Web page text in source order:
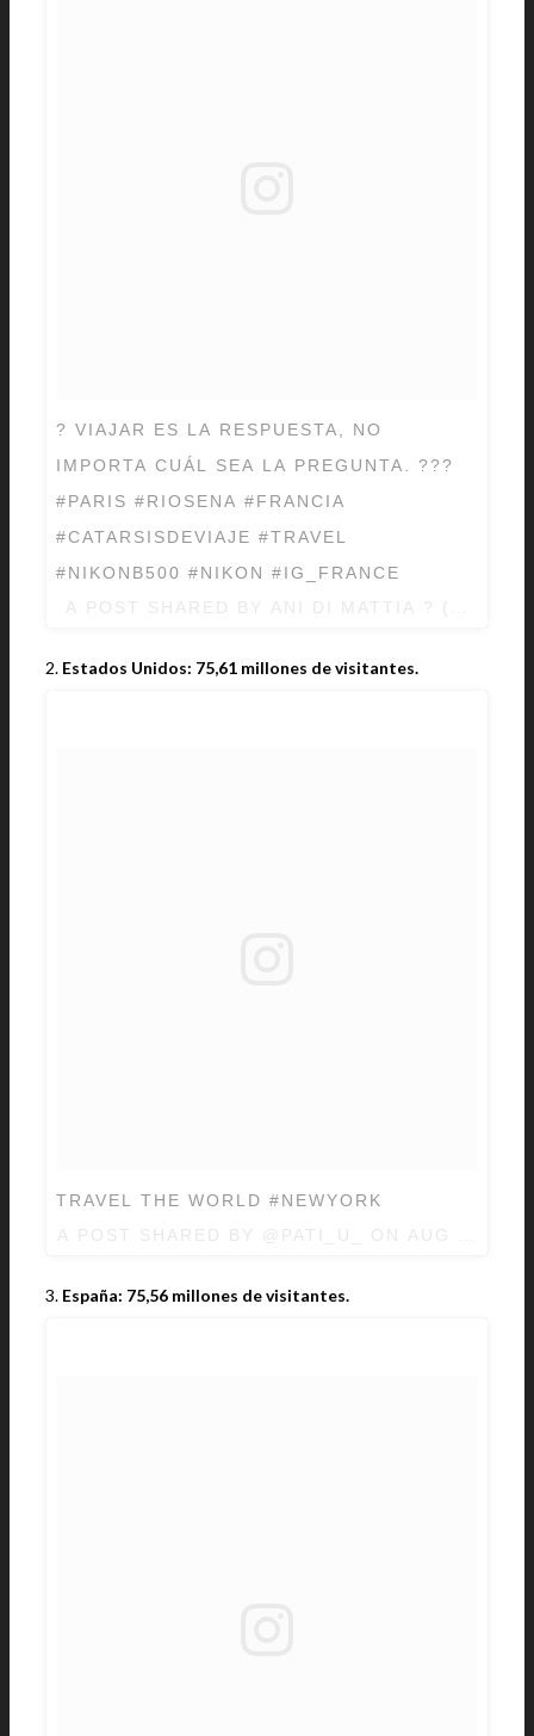
? VIAJAR ES LA RESPUESTA, NO
IMPORTA CUÁL SEA LA PREGUNTA. ???
#PARIS #RIOSENA #FRANCIA
#CATARSISDEVIAJE #TRAVEL
#NIKONB500 #NIKON #IG_FRANCE
2. Estados Unidos: 75,61 millones de visitantes.
TRAVEL THE WORLD #NEWYORK
3. España: 75,56 millones de visitantes.